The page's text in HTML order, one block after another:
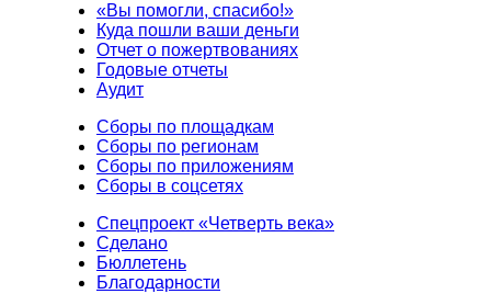
«Вы помогли, спасибо!»
Куда пошли ваши деньги
Отчет о пожертвованиях
Годовые отчеты
Аудит
Сборы по площадкам
Сборы по регионам
Сборы по приложениям
Сборы в соцсетях
Спецпроект «Четверть века»
Сделано
Бюллетень
Благодарности